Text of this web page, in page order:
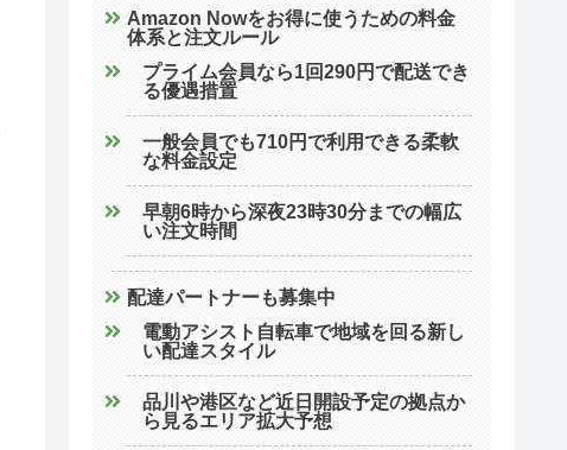
Amazon Nowをお得に使うための料金
体系と注文ルール
プライム会員なら1回290円で配送でき
る優遇措置
一般会員でも710円で利用できる柔軟
な料金設定
早朝6時から深夜23時30分までの幅広
い注文時間
配達パートナーも募集中
電動アシスト自転車で地域を回る新し
い配達スタイル
品川や港区など近日開設予定の拠点か
ら見るエリア拡大予想